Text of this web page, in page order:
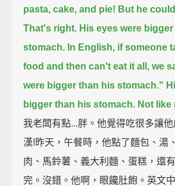
pasta, cake, and pie! But he
That's right. His eyes were
stomach. In English, if someone
food and then can't eat it all, we
were bigger than his stomach."
bigger than his stomach. Not like
我老闆有點...胖。他覺得吃很多讓
漢!昨天，午餐時，他點了麵包、湯
肉、馬鈴薯、義大利麵、蛋糕，還
完。沒錯。他啊，眼饞肚飽。英文